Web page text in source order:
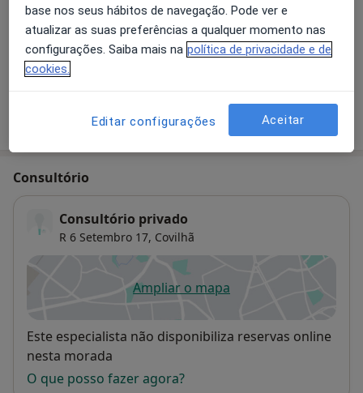
Preços
Sem informação sobre serviços e preços
Este especialista ainda não adicionou nenhuma
Consultório
Consultório privado
R 6 Setembro 17, Covilhã
Ampliar o mapaabre num novo separador
Disponibilidade
Este especialista não disponibiliza reservas online
nesta morada
O que posso fazer agora?
base nos seus hábitos de navegação. Pode ver e
atualizar as suas preferências a qualquer momento nas
configurações. Saiba mais na política de privacidade e de
cookies.
Editar configurações Aceitar